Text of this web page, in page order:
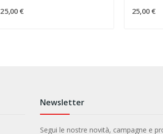
25,00 € 25,00 €
Newsletter
Segui le nostre novità, campagne e